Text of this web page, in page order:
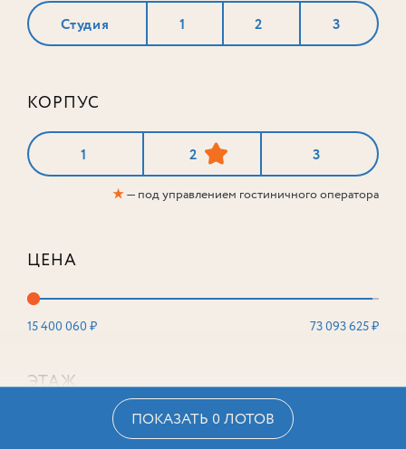
Студия 1 2 3
КОРПУС
1 2 3
★— под управлением гостиничного оператора
ЦЕНА
15 400 060 ₽ 73 093 625 ₽
ЭТАЖ
ПОКАЗАТЬ 0 ЛОТОВ